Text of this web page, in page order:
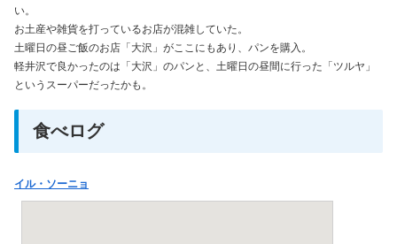
い。
お土産や雑貨を打っているお店が混雑していた。
土曜日の昼ご飯のお店「大沢」がここにもあり、パンを購入。
軽井沢で良かったのは「大沢」のパンと、土曜日の昼間に行った「ツルヤ」
というスーパーだったかも。
食べログ
イル・ソーニョ